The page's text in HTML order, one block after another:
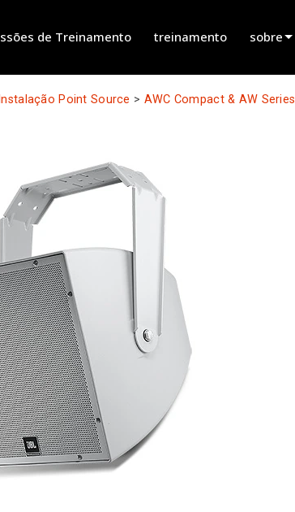
de Treinamento treinamento sobre
Point Source > AWC Compact & AW Series